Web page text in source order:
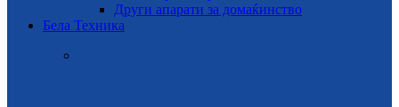
Други апарати за домаќинство
Бела Техника